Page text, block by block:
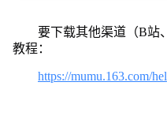
要下载其他渠道（B站
教程：
https://mumu.163.com/